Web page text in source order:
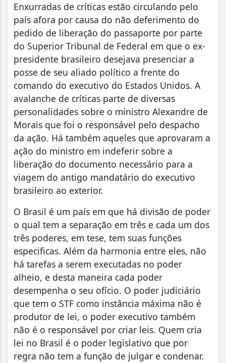
Enxurradas de críticas estão circulando pelo
país afora por causa do não deferimento do
pedido de liberação do passaporte por parte
do Superior Tribunal de Federal em que o ex-
presidente brasileiro desejava presenciar a
posse de seu aliado político a frente do
comando do executivo do Estados Unidos. A
avalanche de críticas parte de diversas
personalidades sobre o ministro Alexandre de
Morais que foi o responsável pelo despacho
da ação. Há também aqueles que aprovaram a
ação do ministro em indeferir sobre a
liberação do documento necessário para a
viagem do antigo mandatário do executivo
brasileiro ao exterior.
O Brasil é um país em que há divisão de poder
o qual tem a separação em três e cada um dos
três poderes, em tese, tem suas funções
especificas. Além da harmonia entre eles, não
há tarefas a serem executadas no poder
alheio, e desta maneira cada poder
desempenha o seu ofício. O poder judiciário
que tem o STF como instância máxima não é
produtor de lei, o poder executivo também
não é o responsável por criar leis. Quem cria
lei no Brasil é o poder legislativo que por
regra não tem a função de julgar e condenar.